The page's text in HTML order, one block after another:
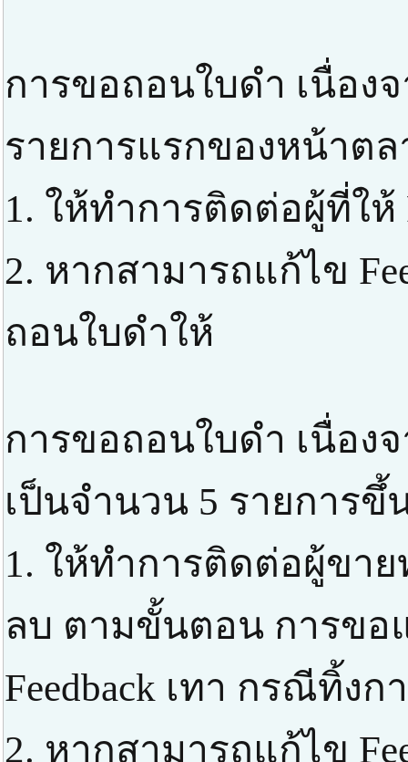
การขอถอนใบดำ เนื่องจ
รายการแรกของหน้าตล
1. ให้ทำการติดต่อผู้ที่ให้
2. หากสามารถแก้ไข
ถอนใบดำให้
การขอถอนใบดำ เนื่อง
เป็นจำนวน 5 รายการขึ้
1. ให้ทำการติดต่อผู้ขาย
ลบ ตามขั้นตอน การขอแ
Feedback เทา กรณีทิ้ง
2. หากสามารถแก้ไข